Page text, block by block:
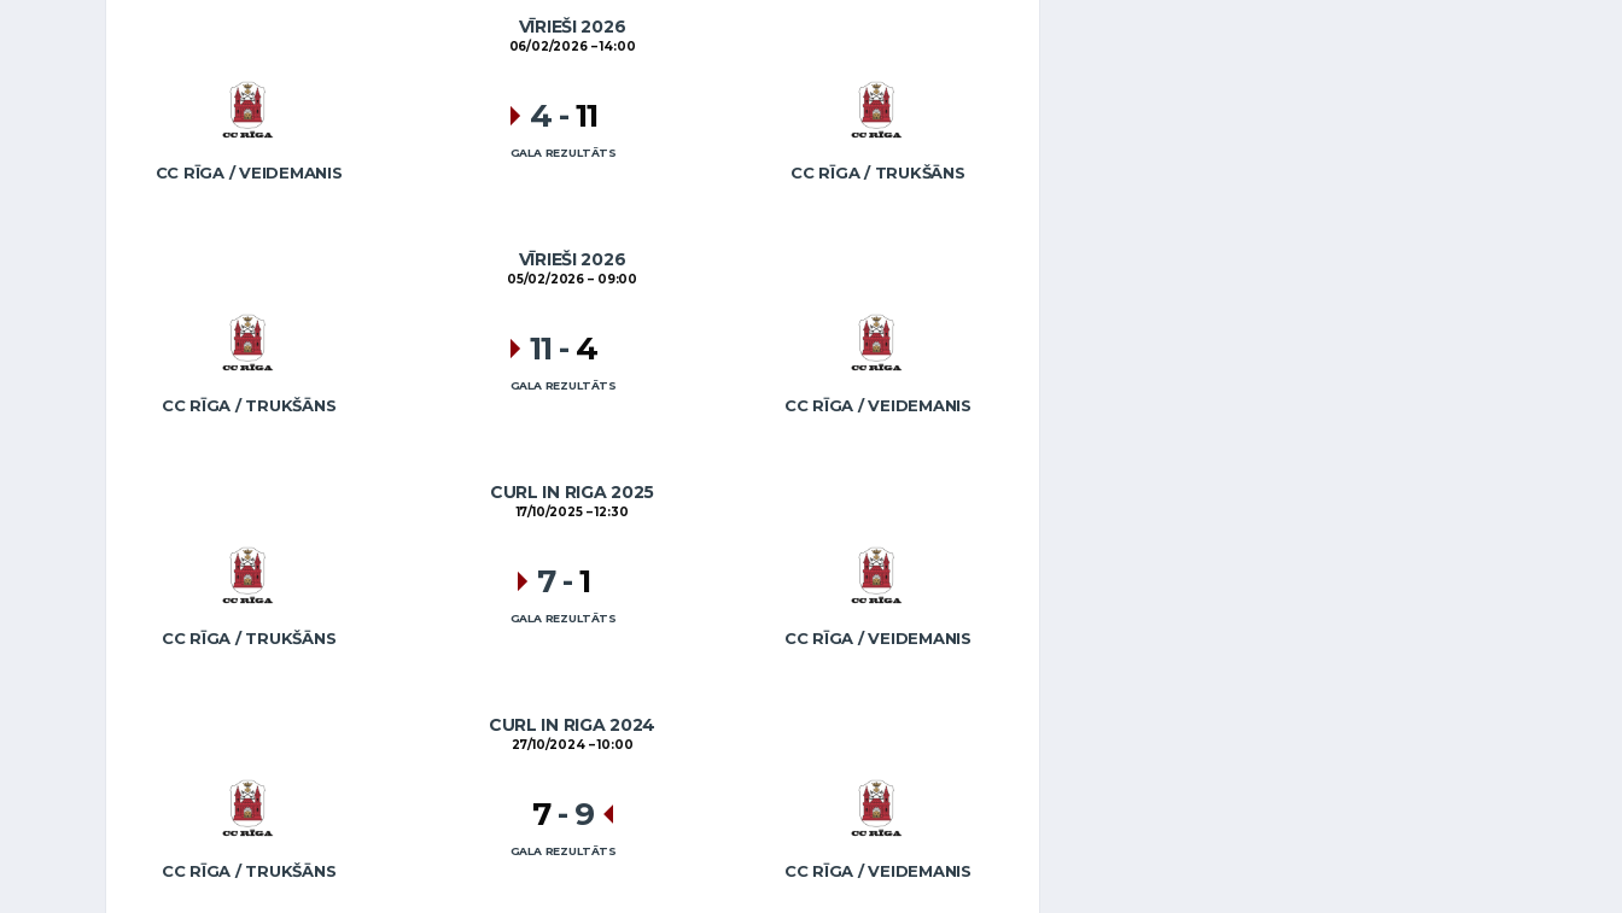
VĪRIEŠI 2026
06/02/2026 14:00
CC RĪGA / VEIDEMANIS CC RĪGA / TRUKŠĀNS
4 -11
GALA REZULTĀTS
VĪRIEŠI 2026
05/02/2026 09:00
CC RĪGA / TRUKŠĀNS CC RĪGA / VEIDEMANIS
11 - 4
GALA REZULTĀTS
CURL IN RIGA 2025
17/10/2025 12:30
CC RĪGA / TRUKŠĀNS CC RĪGA / VEIDEMANIS
7-1
GALA REZULTĀTS
CURL IN RIGA 2024
27/10/2024 10:00
CC RĪGA / TRUKŠĀNS CC RĪGA / VEIDEMANIS
7- 9
GALA REZULTĀTS